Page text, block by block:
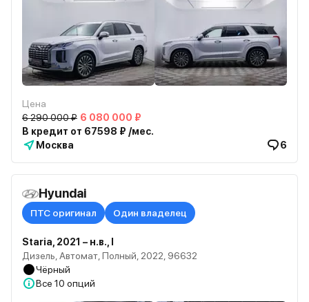
Цена
6 290 000 ₽ 6 080 000 ₽
В кредит от 67598 ₽ /мес.
Москва
6
Hyundai
ПТС оригинал Один владелец
Staria, 2021 – н.в., I
Дизель, Автомат, Полный, 2022, 96632
Чёрный
Все 10 опций